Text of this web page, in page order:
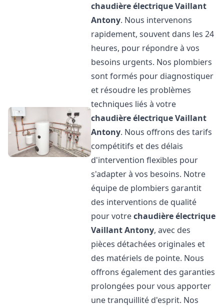
chaudière électrique Vaillant
Antony. Nous intervenons
rapidement, souvent dans les 24
heures, pour répondre à vos
besoins urgents. Nos plombiers
sont formés pour diagnostiquer
et résoudre les problèmes
techniques liés à votre
chaudière électrique Vaillant
Antony. Nous offrons des tarifs
compétitifs et des délais
d'intervention flexibles pour
s'adapter à vos besoins. Notre
équipe de plombiers garantit
des interventions de qualité
pour votrechaudière électrique
VaillantAntony, avec des
pièces détachées originales et
des matériels de pointe. Nous
offrons également des garanties
prolongées pour vous apporter
une tranquillité d'esprit. Nos